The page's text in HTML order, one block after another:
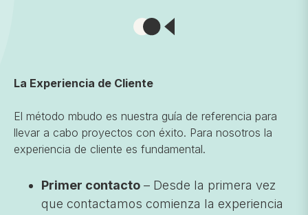
La Experiencia de Cliente
El método mbudo es nuestra guía de referencia para
llevar a cabo proyectos con éxito. Para nosotros la
experiencia de cliente es fundamental.
Primer contacto– Desde la primera vez
que contactamos comienza la experiencia